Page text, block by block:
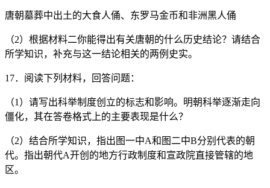
唐朝墓葬中出土的大食人俑、东罗马金币和非洲黑人俑
（2）根据材料二你能得出有关唐朝的什么历史结论？请结合
所学知识，补充与这一结论相关的两例史实。
17．阅读下列材料，回答问题：
（1）请写出科举制度创立的标志和影响。明朝科举逐渐走向
僵化，其在答卷格式上的主要表现是什么？
（2）结合所学知识，指出图一中A和图二中B分别代表的朝
代。指出朝代A开创的地方行政制度和宣政院直接管辖的地
区。